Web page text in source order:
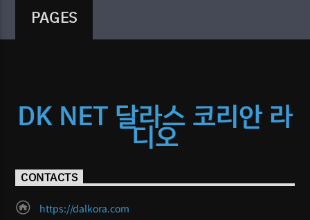
PAGES
DK NET 달라스 코리안 라
디오
CONTACTS
https://dalkora.com